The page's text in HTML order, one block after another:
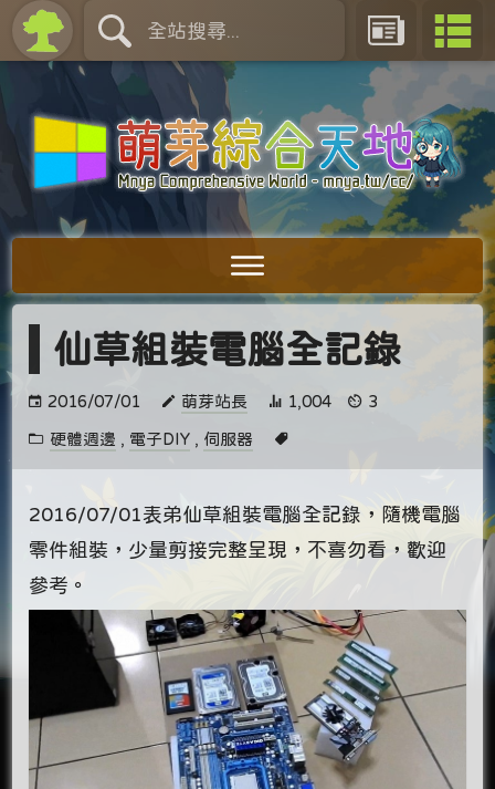
仙草組裝電腦全記錄
2016/07/01 萌芽站長 1,004 3
硬體週邊 , 電子DIY , 伺服器
2016/07/01表弟仙草組裝電腦全記錄，隨機電腦
零件組裝，少量剪接完整呈現，不喜勿看，歡迎
參考。